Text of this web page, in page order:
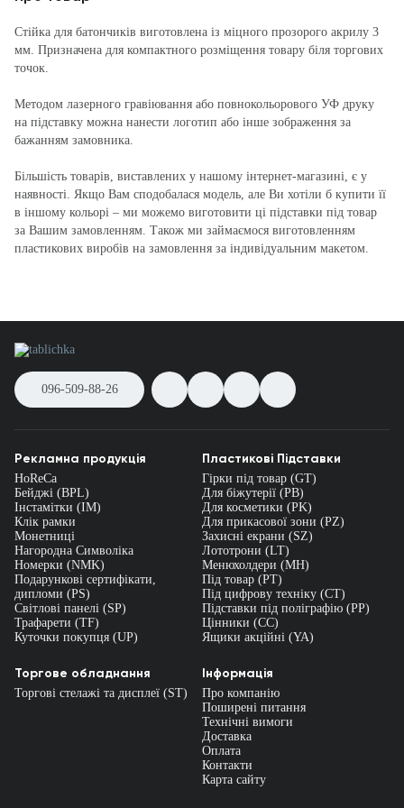
Стійка для батончиків виготовлена із міцного прозорого акрилу 3
мм. Призначена для компактного розміщення товару біля торгових
точок.
Методом лазерного гравіювання або повнокольорового УФ друку
на підставку можна нанести логотип або інше зображення за
бажанням замовника.
Більшість товарів, виставлених у нашому інтернет-магазині, є у
наявності. Якщо Вам сподобалася модель, але Ви хотіли б купити її
в іншому кольорі – ми можемо виготовити ці підставки під товар
за Вашим замовленням. Також ми займаємося виготовленням
пластикових виробів на замовлення за індивідуальним макетом.
096-509-88-26
Рекламна продукція
HoReCa
Бейджі (BPL)
Інстамітки (IM)
Клік рамки
Монетниці
Нагородна Символіка
Номерки (NMK)
Подарункові сертифікати,
дипломи (PS)
Світлові панелі (SP)
Трафарети (TF)
Куточки покупця (UP)
Пластикові Підставки
Гірки під товар (GT)
Для біжутерії (PB)
Для косметики (PK)
Для прикасової зони (PZ)
Захисні екрани (SZ)
Лототрони (LT)
Менюхолдери (MH)
Під товар (PT)
Під цифрову техніку (CT)
Підставки під поліграфію (PP)
Цінники (СС)
Ящики акційні (YA)
Торгове обладнання
Торгові стелажі та дисплеї (ST)
Інформація
Про компанію
Поширені питання
Технічні вимоги
Доставка
Оплата
Контакти
Карта сайту